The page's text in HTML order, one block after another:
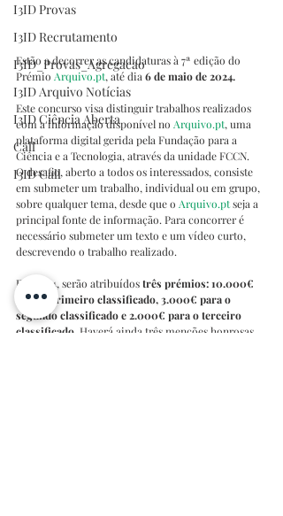
I3ID Provas
I3ID Recrutamento
I3ID_Provas_Agregacao
I3ID Arquivo Notícias
I3ID Ciência Aberta
Call
I3ID Call
Estão a decorrer as candidaturas à 7ª edição do
Prémio Arquivo.pt, até dia 6 de maio de 2024.
Este concurso visa distinguir trabalhos realizados
com a informação disponível no Arquivo.pt, uma
plataforma digital gerida pela Fundação para a
Ciência e a Tecnologia, através da unidade FCCN.
O desafio, aberto a todos os interessados, consiste
em submeter um trabalho, individual ou em grupo,
sobre qualquer tema, desde que o Arquivo.pt seja a
principal fonte de informação. Para concorrer é
necessário submeter um texto e um vídeo curto,
descrevendo o trabalho realizado.
Em 2024, serão atribuídos três prémios: 10.000€
para o primeiro classificado, 3.000€ para o
segundo classificado e 2.000€ para o terceiro
classificado. Haverá ainda três menções honrosas,